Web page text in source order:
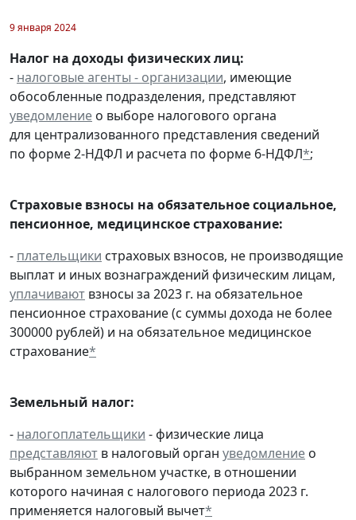
9 января 2024
Налог на доходы физических лиц:
- налоговые агенты - организации, имеющие
обособленные подразделения, представляют
уведомление о выборе налогового органа
для централизованного представления сведений
по форме 2-НДФЛ и расчета по форме 6-НДФЛ*;
Страховые взносы на обязательное социальное,
пенсионное, медицинское страхование:
- плательщики страховых взносов, не производящие
выплат и иных вознаграждений физическим лицам,
уплачивают взносы за 2023 г. на обязательное
пенсионное страхование (с суммы дохода не более
300000 рублей) и на обязательное медицинское
страхование*
Земельный налог:
- налогоплательщики - физические лица
представляют в налоговый орган уведомление о
выбранном земельном участке, в отношении
которого начиная с налогового периода 2023 г.
применяется налоговый вычет*